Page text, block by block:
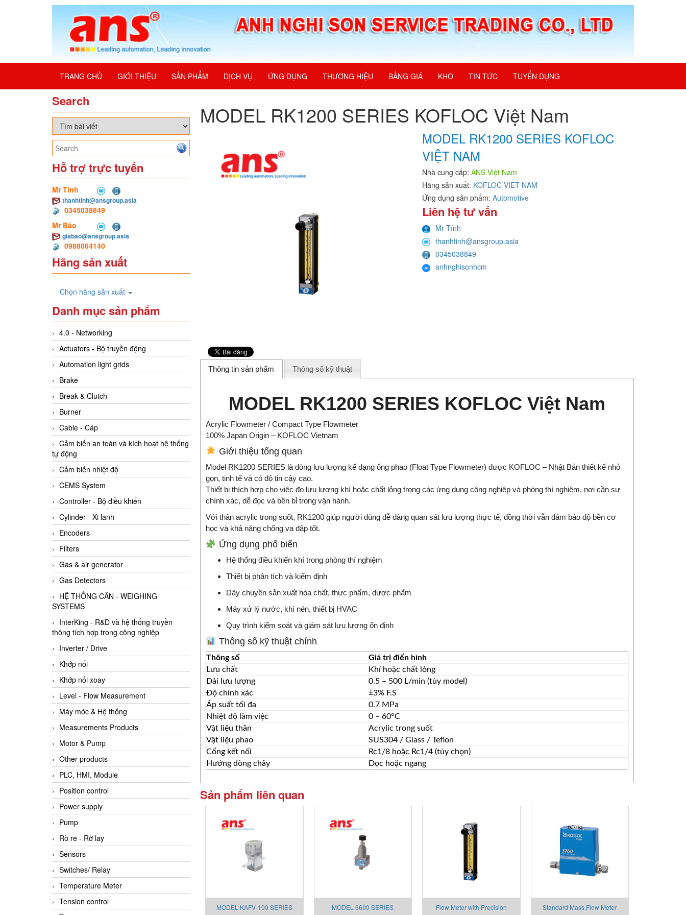
TRANG CHỦ GIỚI THIỆU SẢN PHẨM DỊCH VỤ ỨNG DỤNG THƯƠNG HIỆU BẢNG GIÁ KHO TIN TỨC TUYỂN DỤNG
Search
Hỗ trợ trực tuyến
Mr Tính
thanhtinh@ansgroup.asia
0345038849
Mr Bảo
giabao@ansgroup.asia
0988064140
Hãng sản xuất
Chọn hãng sản xuất
Danh mục sản phẩm
4.0 - Networking
Actuators - Bộ truyền động
Automation light grids
Brake
Break & Clutch
Burner
Cable - Cáp
Cảm biến an toàn và kích hoạt hệ thống
tự động
Cảm biến nhiệt độ
CEMS System
Controller - Bộ điều khiển
Cylinder - Xi lanh
Encoders
Filters
Gas & air generator
Gas Detectors
HỆ THỐNG CÂN - WEIGHING
SYSTEMS
InterKing - R&D và hệ thống truyền
thông tích hợp trong công nghiệp
Inverter / Drive
Khớp nối
Khớp nối xoay
Level - Flow Measurement
Máy móc & Hệ thống
Measurements Products
Motor & Pump
Other products
PLC, HMI, Module
Position control
Power supply
Pump
Rò re - Rờ lay
Sensors
Switches/ Relay
Temperature Meter
Tension control
MODEL RK1200 SERIES KOFLOC Việt Nam
MODEL RK1200 SERIES KOFLOC
VIỆT NAM
Nhà cung cấp: ANS Việt Nam
Hãng sản xuất: KOFLOC VIET NAM
Ứng dụng sản phẩm: Automotive
Liên hệ tư vấn
Mr Tính
thanhtinh@ansgroup.asia
0345038849
anhnghisonhcm
Thông tin sản phẩm Thông số kỹ thuật
MODEL RK1200 SERIES KOFLOC Việt Nam
Acrylic Flowmeter / Compact Type Flowmeter
100% Japan Origin – KOFLOC Vietnam
Giới thiệu tổng quan
Model RK1200 SERIES là dòng lưu lượng kế dạng ống phao (Float Type Flowmeter) được KOFLOC – Nhật Bản thiết kế nhỏ
gọn, tinh tế và có độ tin cậy cao.
Thiết bị thích hợp cho việc đo lưu lượng khí hoặc chất lỏng trong các ứng dụng công nghiệp và phòng thí nghiệm, nơi cần sự
chính xác, dễ đọc và bền bỉ trong vận hành.
Với thân acrylic trong suốt, RK1200 giúp người dùng dễ dàng quan sát lưu lượng thực tế, đồng thời vẫn đảm bảo độ bền cơ
học và khả năng chống va đập tốt.
Ứng dụng phổ biến
Hệ thống điều khiển khí trong phòng thí nghiệm
Thiết bị phân tích và kiểm định
Dây chuyền sản xuất hóa chất, thực phẩm, dược phẩm
Máy xử lý nước, khí nén, thiết bị HVAC
Quy trình kiểm soát và giám sát lưu lượng ổn định
Thông số kỹ thuật chính
Thông số
Giá trị điển hình
Lưu chất
Khí hoặc chất lỏng
Dải lưu lượng
0.5 – 500 L/min (tùy model)
Độ chính xác
±3% F.S
Áp suất tối đa
0.7 MPa
Nhiệt độ làm việc
0 – 60°C
Vật liệu thân
Acrylic trong suốt
Vật liệu phao
SUS304 / Glass / Teflon
Cổng kết nối
Rc1/8 hoặc Rc1/4 (tùy chọn)
Hướng dòng chảy
Dọc hoặc ngang
Sản phẩm liên quan
MODEL KAFV-100 SERIES
MODEL 6600 SERIES
Flow Meter with Precision
Standard Mass Flow Meter